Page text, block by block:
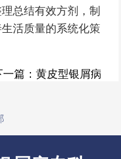
总结有效方剂，制
活质量的系统化策
篇： 黄皮型银屑病